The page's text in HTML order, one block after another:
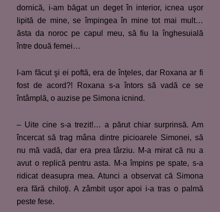
dornică, i-am băgat un deget în interior, icnea uşor
lipită de mine, se împingea în mine tot mai mult…
ăsta da noroc pe capul meu, să fiu la înghesuială
între două femei…
I-am făcut şi ei poftă, era de înţeles, dar Roxana ar fi
fost de acord?! Roxana s-a întors să vadă ce se
întâmplă, o auzise pe Simona icnind.
– Uite cine s-a trezit!… a părut chiar surprinsă. Am
încercat să trag mâna dintre picioarele Simonei, să
nu mă vadă, dar era prea târziu. M-a mirat că nu a
avut o replică pentru asta. M-a împins pe spate, s-a
ridicat deasupra mea. Atunci a observat că Simona
era fără chiloţi. A zâmbit uşor apoi i-a tras o palmă
peste fese.